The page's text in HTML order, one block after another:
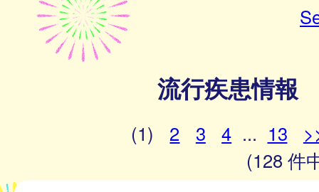
流行疾患情報
(1) 2 3 4 ... 13
(128 件